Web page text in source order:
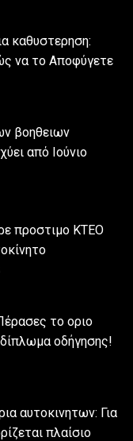
καθυστερηση:
να το Αποφύγετε
βοηθειων
από Ιούνιο
προστιμο ΚΤΕΟ
το οριο
οδήγησης!
αυτοκινητων: Για
πλαίσιο